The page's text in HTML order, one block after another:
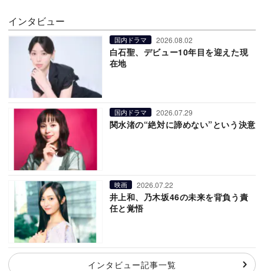
インタビュー
国内ドラマ 2026.08.02
白石聖、デビュー10年目を迎えた現
在地
国内ドラマ 2026.07.29
関水渚の“絶対に諦めない”という決意
映画 2026.07.22
井上和、乃木坂46の未来を背負う責
任と覚悟
インタビュー記事一覧